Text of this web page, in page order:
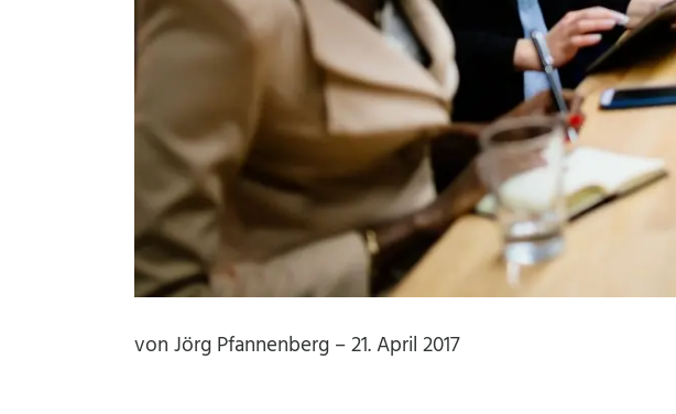
von Jörg Pfannenberg – 21. April 2017